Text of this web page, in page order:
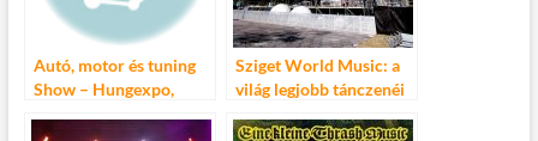
Autó, motor és tuning
Show – Hungexpo,
Sziget World Music: a
világ legjobb tánczenéi